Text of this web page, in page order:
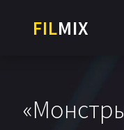
FILMIX